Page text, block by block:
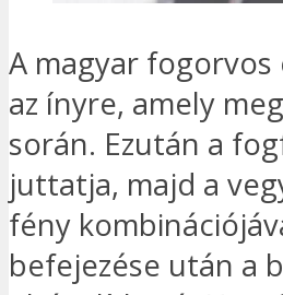
A magyar
az ínyre, amely
során. Ezután a
juttatja, majd a
fény
befejezése után a